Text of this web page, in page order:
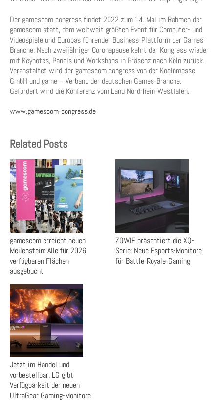
Der gamescom congress findet 2022 zum 14. Mal im Rahmen der
gamescom statt, dem weltweit größten Event für Computer- und
Videospiele und Europas führender Business-Plattform der Games-
Branche. Nach zweijähriger Coronapause kehrt der Kongress wieder
mit Keynotes, Panels und Workshops in Präsenz nach Köln zurück.
Veranstaltet wird der gamescom congress von der Koelnmesse
GmbH und game – Verband der deutschen Games-Branche.
Gefördert wird die Konferenz vom Land Nordrhein-Westfalen.
www.gamescom-congress.de
Related Posts
gamescom erreicht neuen
Meilenstein: Alle für 2026
verfügbaren Flächen
ausgebucht
ZOWIE präsentiert die XQ-
Serie: Neue Esports-Monitore
für Battle-Royale-Gaming
Jetzt im Handel und
vorbestellbar: LG gibt
Verfügbarkeit der neuen
UltraGear Gaming-Monitore